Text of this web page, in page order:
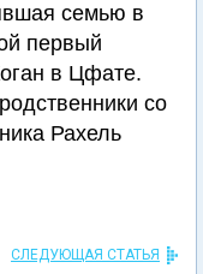
семью в
первый
в Цфате.
со
Рахель
СЛЕДУЮЩАЯ СТАТЬЯ